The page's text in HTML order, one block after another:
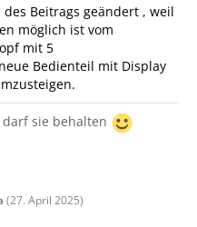
Beitrags geändert , weil
möglich ist vom
mit 5
Bedienteil mit Display
sie behalten
(27. April 2025)